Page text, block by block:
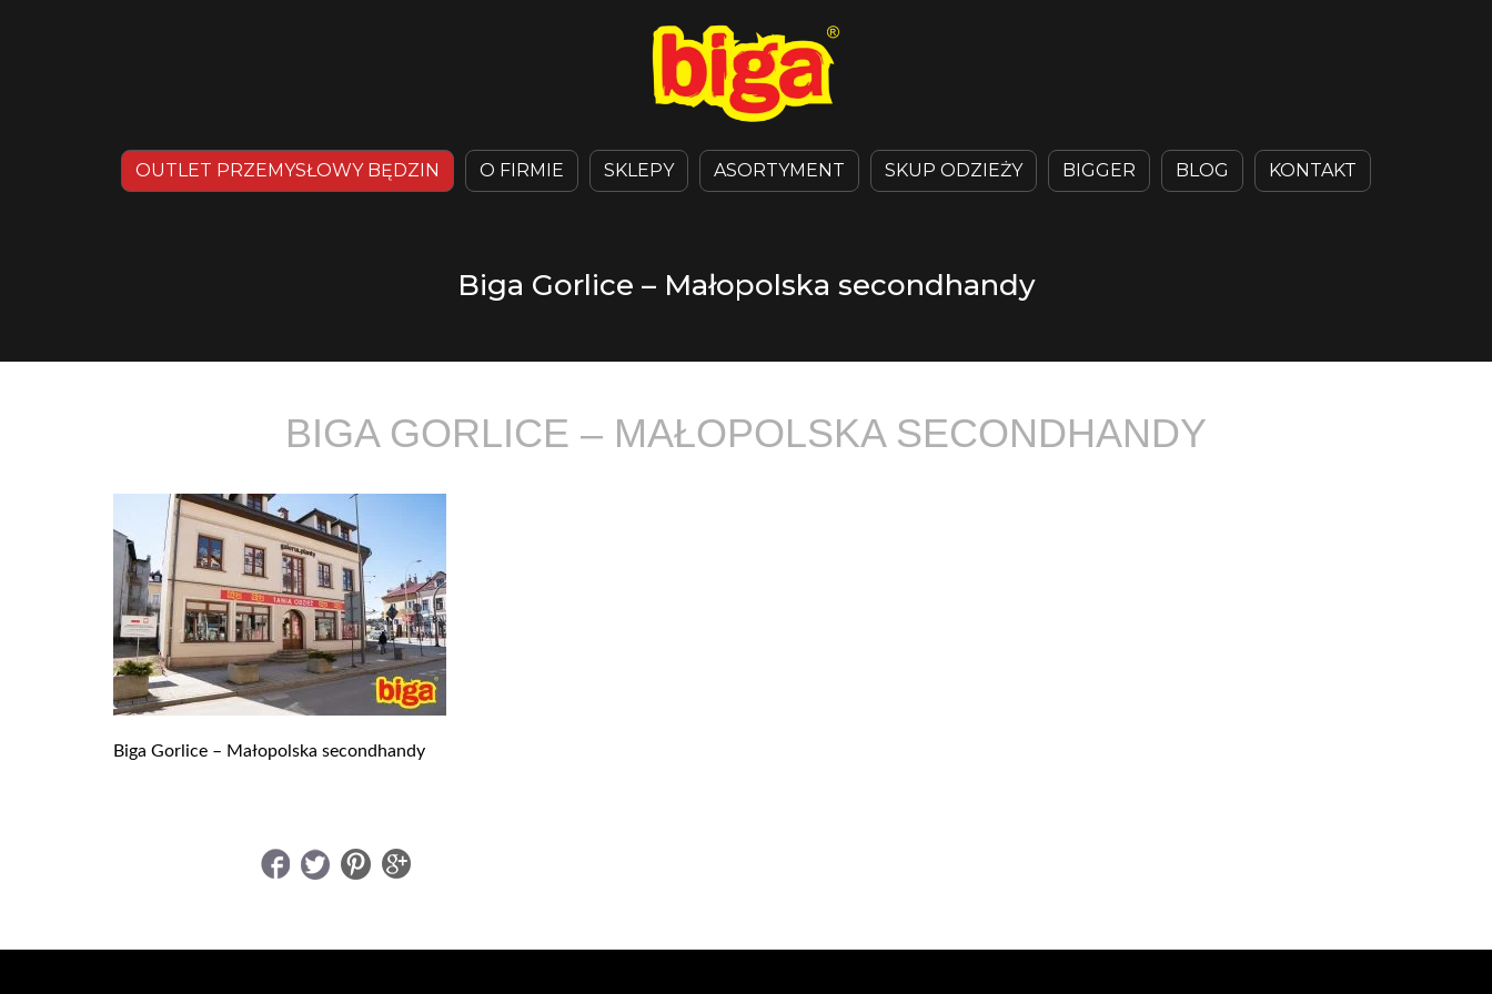
OUTLET PRZEMYSŁOWY BĘDZIN O FIRMIE SKLEPY ASORTYMENT SKUP ODZIEŻY BIGGER BLOG KONTAKT
Biga Gorlice – Małopolska secondhandy
BIGA GORLICE – MAŁOPOLSKA SECONDHANDY
Biga Gorlice – Małopolska secondhandy